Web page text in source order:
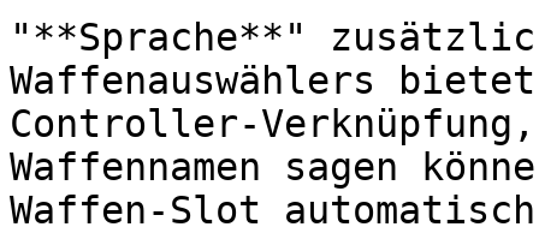
"**Sprache**"
Waffenauswählers
Controller-
Waffennamen sagen
Waffen-Slot